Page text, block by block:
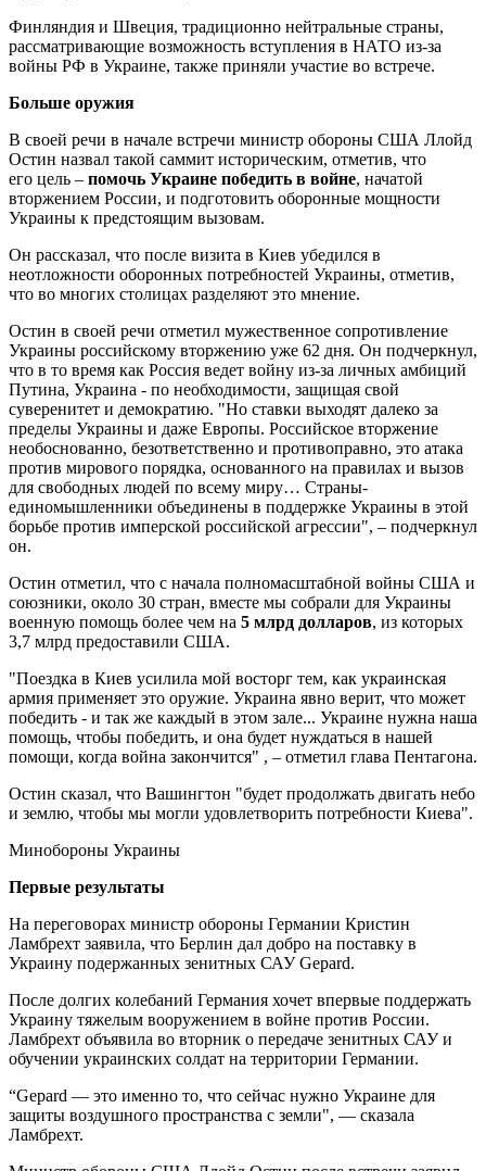
Финляндия и Швеция, традиционно нейтральные страны,
рассматривающие возможность вступления в НАТО из-за
войны РФ в Украине, также приняли участие во встрече.
Больше оружия
В своей речи в начале встречи министр обороны США Ллойд
Остин назвал такой саммит историческим, отметив, что
его цель – помочь Украине победить в войне, начатой ​​
вторжением России, и подготовить оборонные мощности
Украины к предстоящим вызовам.
Он рассказал, что после визита в Киев убедился в
неотложности оборонных потребностей Украины, отметив,
что во многих столицах разделяют это мнение.
Остин в своей речи отметил мужественное сопротивление
Украины российскому вторжению уже 62 дня. Он подчеркнул,
что в то время как Россия ведет войну из-за личных амбиций
Путина, Украина - по необходимости, защищая свой
суверенитет и демократию. "Но ставки выходят далеко за
пределы Украины и даже Европы. Российское вторжение
необоснованно, безответственно и противоправно, это атака
против мирового порядка, основанного на правилах и вызов
для свободных людей по всему миру… Страны-
единомышленники объединены в поддержке Украины в этой
борьбе против имперской российской агрессии", – подчеркнул
он.
Остин отметил, что с начала полномасштабной войны США и
союзники, около 30 стран, вместе мы собрали для Украины
военную помощь более чем на 5 млрд долларов, из которых
3,7 млрд предоставили США.
"Поездка в Киев усилила мой восторг тем, как украинская
армия применяет это оружие. Украина явно верит, что может
победить - и так же каждый в этом зале... Украине нужна наша
помощь, чтобы победить, и она будет нуждаться в нашей
помощи, когда война закончится" , – отметил глава Пентагона.
Остин сказал, что Вашингтон "будет продолжать двигать небо
и землю, чтобы мы могли удовлетворить потребности Киева".
Минобороны Украины
Первые результаты
На переговорах министр обороны Германии Кристин
Ламбрехт заявила, что Берлин дал добро на поставку в
Украину подержанных зенитных САУ Gepard.
После долгих колебаний Германия хочет впервые поддержать
Украину тяжелым вооружением в войне против России.
Ламбрехт объявила во вторник о передаче зенитных САУ и
обучении украинских солдат на территории Германии.
“Gepard — это именно то, что сейчас нужно Украине для
защиты воздушного пространства с земли", — сказала
Ламбрехт.